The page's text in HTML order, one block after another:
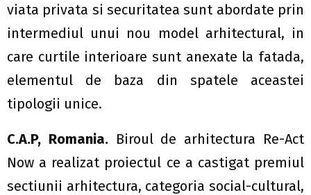
viata privata si securitatea sunt abordate prin
intermediul unui nou model arhitectural, in
care curtile interioare sunt anexate la fatada,
elementul de baza din spatele aceastei
tipologii unice.
C.A.P, Romania.Biroul de arhitectura Re-Act
Now a realizat proiectul ce a castigat premiul
sectiunii arhitectura, categoria social-cultural,